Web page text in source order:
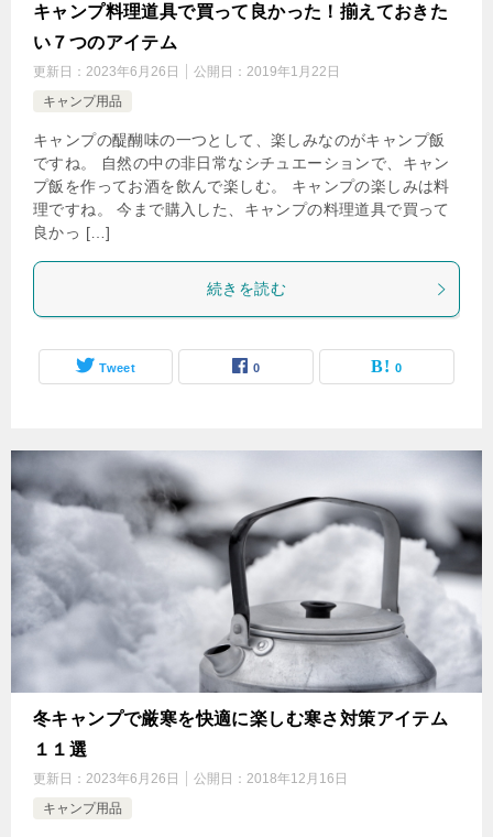
キャンプ料理道具で買って良かった！揃えておきた
い７つのアイテム
更新日： 2023年6月26日 公開日： 2019年1月22日
キャンプ用品
キャンプの醍醐味の一つとして、楽しみなのがキャンプ飯
ですね。 自然の中の非日常なシチュエーションで、キャン
プ飯を作ってお酒を飲んで楽しむ。 キャンプの楽しみは料
理ですね。 今まで購入した、キャンプの料理道具で買って
良かっ […]
続きを読む
Tweet 0 0
冬キャンプで厳寒を快適に楽しむ寒さ対策アイテム
１１選
更新日： 2023年6月26日 公開日： 2018年12月16日
キャンプ用品